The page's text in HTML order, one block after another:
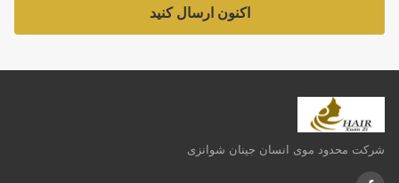
اکنون ارسال کنید
شرکت محدود موی انسان جینان شوانزی